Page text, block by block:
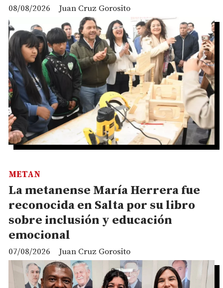
Juan Cruz Gorosito
08/08/2026
La metanense María Herrera fue
reconocida en Salta por su libro
sobre inclusión y educación
emocional
Juan Cruz Gorosito
METAN
07/08/2026